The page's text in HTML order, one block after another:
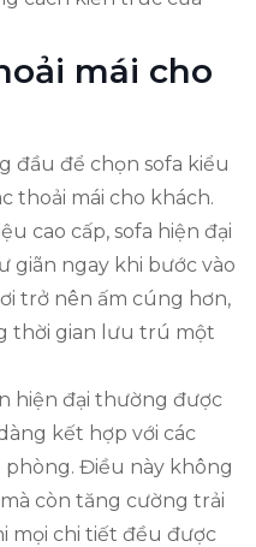
mái cho
đầu để chọn sofa kiểu
thoải mái cho khách.
cao cấp, sofa hiện đại
giãn ngay khi bước vào
trở nên ấm cúng hơn,
thời gian lưu trú một
hiện đại thường được
kết hợp với các
Điều này không
còn tăng cường trải
mọi chi tiết đều được